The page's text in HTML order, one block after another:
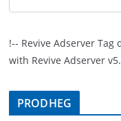
!-- Revive Adserver Tag
with Revive Adserver
PRODHEG